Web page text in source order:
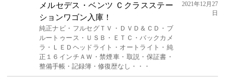
メルセデス・ベンツ Ｃクラスステー
ションワゴン入庫！
純正ナビ・フルセグＴＶ・ＤＶＤ＆ＣＤ・ブ
ルートゥース・ＵＳＢ・ＥＴＣ・バックカメ
ラ・ＬＥＤヘッドライト・オートライト・純
正１６インチＡＷ・禁煙車・取説・保証書・
整備手帳・記録簿・修復歴なし・・・
2021年12月27
日